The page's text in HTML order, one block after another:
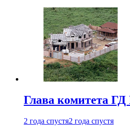
Глава комитета ГД
2 года спустя2 года спустя